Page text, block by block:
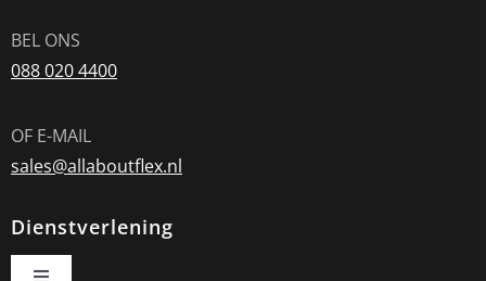
BEL ONS
088 020 4400
OF E-MAIL
sales@allaboutflex.nl
Dienstverlening